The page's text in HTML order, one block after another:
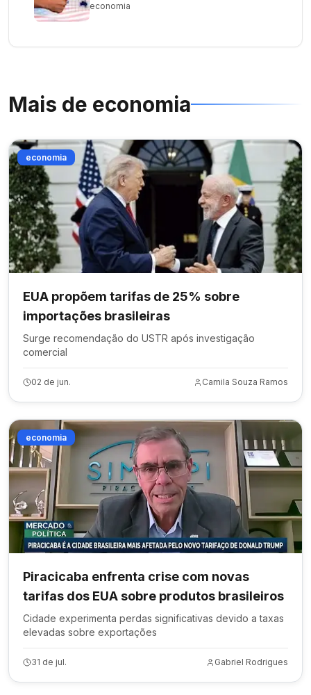
economia
Mais de economia
economia
EUA propõem tarifas de 25% sobre
importações brasileiras
Surge recomendação do USTR após investigação
comercial
02 de jun. Camila Souza Ramos
economia
Piracicaba enfrenta crise com novas
tarifas dos EUA sobre produtos brasileiros
Cidade experimenta perdas significativas devido a taxas
elevadas sobre exportações
31 de jul. Gabriel Rodrigues